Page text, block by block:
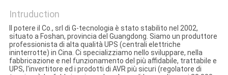
NORME
SULLA
PRIVACY
Intruduction
Il potere il Co., srl di G-tecnologia è stato stabilito nel 2002,
situato a Foshan, provincia del Guangdong. Siamo un produttore
professionista di alta qualità UPS (centrali elettriche
ininterrotte) in Cina. Ci specializziamo nello sviluppare, nella
fabbricazione e nel funzionamento del più affidabile, trattabile e
UPS, l'invertitore ed i prodotti di AVR più sicuri (regolatore di